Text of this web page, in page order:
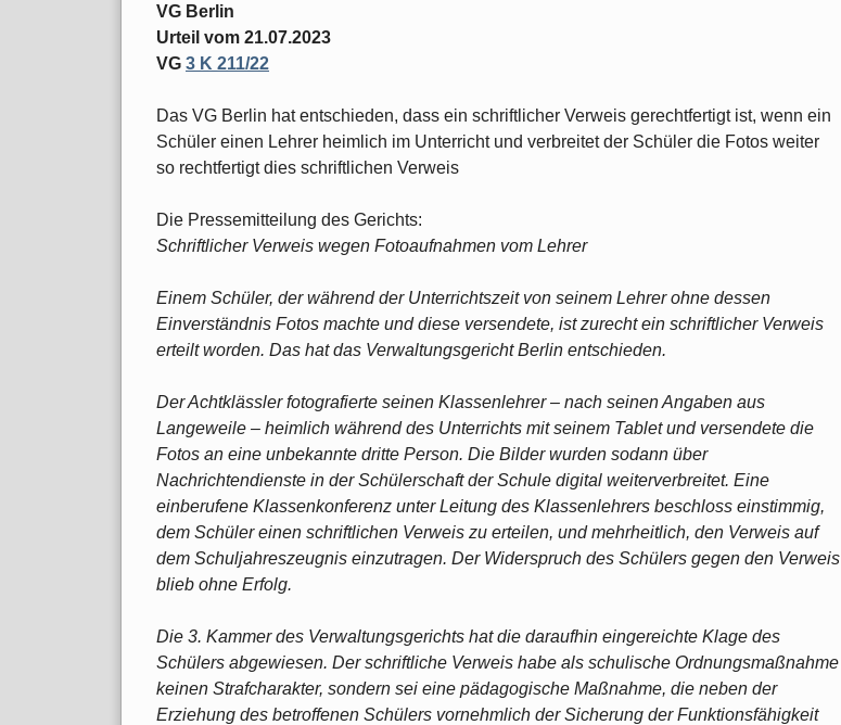
VG Berlin
Urteil vom 21.07.2023
VG 3 K 211/22
Das VG Berlin hat entschieden, dass ein schriftlicher Verweis gerechtfertigt ist, wenn ein
Schüler einen Lehrer heimlich im Unterricht und verbreitet der Schüler die Fotos weiter
so rechtfertigt dies schriftlichen Verweis
Die Pressemitteilung des Gerichts:
Schriftlicher Verweis wegen Fotoaufnahmen vom Lehrer
Einem Schüler, der während der Unterrichtszeit von seinem Lehrer ohne dessen
Einverständnis Fotos machte und diese versendete, ist zurecht ein schriftlicher Verweis
erteilt worden. Das hat das Verwaltungsgericht Berlin entschieden.
Der Achtklässler fotografierte seinen Klassenlehrer – nach seinen Angaben aus
Langeweile – heimlich während des Unterrichts mit seinem Tablet und versendete die
Fotos an eine unbekannte dritte Person. Die Bilder wurden sodann über
Nachrichtendienste in der Schülerschaft der Schule digital weiterverbreitet. Eine
einberufene Klassenkonferenz unter Leitung des Klassenlehrers beschloss einstimmig,
dem Schüler einen schriftlichen Verweis zu erteilen, und mehrheitlich, den Verweis auf
dem Schuljahreszeugnis einzutragen. Der Widerspruch des Schülers gegen den Verweis
blieb ohne Erfolg.
Die 3. Kammer des Verwaltungsgerichts hat die daraufhin eingereichte Klage des
Schülers abgewiesen. Der schriftliche Verweis habe als schulische Ordnungsmaßnahme
keinen Strafcharakter, sondern sei eine pädagogische Maßnahme, die neben der
Erziehung des betroffenen Schülers vornehmlich der Sicherung der Funktionsfähigkeit